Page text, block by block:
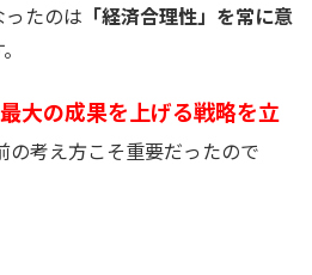
たのは 「経済合理性」を常に意
大の成果を上げる戦略を立
の考え方こそ重要だったので